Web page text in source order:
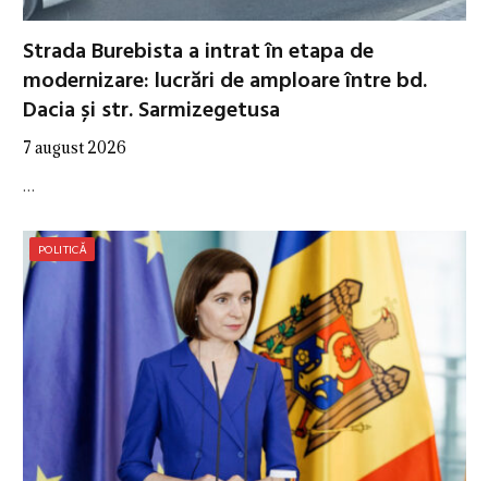
Strada Burebista a intrat în etapa de
modernizare: lucrări de amploare între bd.
Dacia și str. Sarmizegetusa
7 august 2026
…
POLITICĂ